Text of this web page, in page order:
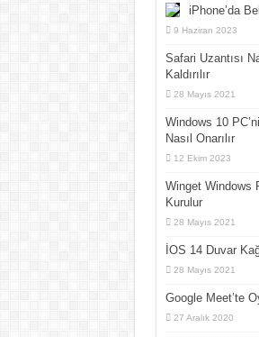
iPhone’da
9 Haziran 2023
Safari Uzantısı
Kaldırılır
28 Mayıs 2021
Windows 10
Nasıl Onarılır
12 Ekim 2023
Winget Windows
Kurulur
28 Mayıs 2021
İOS 14 Duvar
28 Mayıs 2021
Google Meet’te
27 Aralık 2020